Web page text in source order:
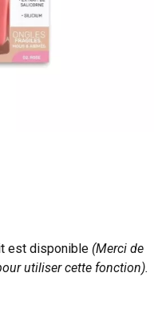
est disponible (Merci de
utiliser cette fonction).